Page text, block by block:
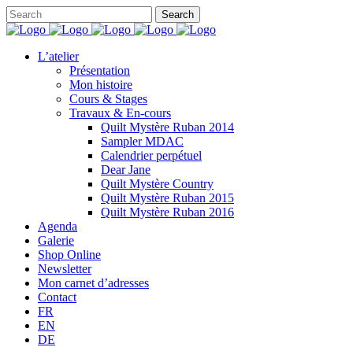
L’atelier
Présentation
Mon histoire
Cours & Stages
Travaux & En-cours
Quilt Mystère Ruban 2014
Sampler MDAC
Calendrier perpétuel
Dear Jane
Quilt Mystère Country
Quilt Mystère Ruban 2015
Quilt Mystère Ruban 2016
Agenda
Galerie
Shop Online
Newsletter
Mon carnet d’adresses
Contact
FR
EN
DE